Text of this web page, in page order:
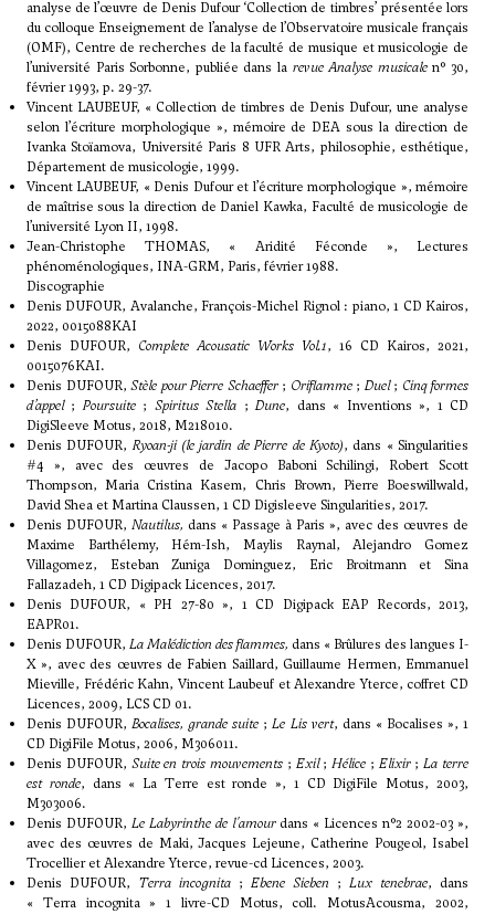
analyse de l’œuvre de Denis Dufour ‘Collection de timbres’ présentée lors
du colloque Enseignement de l’analyse de l’Observatoire musicale français
(OMF), Centre de recherches de la faculté de musique et musicologie de
l’université Paris Sorbonne, publiée dans la revue Analyse musicalen° 30,
février 1993, p. 29-37.
Vincent LAUBEUF, « Collection de timbres de Denis Dufour, une analyse
selon l’écriture morphologique », mémoire de DEA sous la direction de
Ivanka Stoïamova, Université Paris 8 UFR Arts, philosophie, esthétique,
Département de musicologie, 1999.
Vincent LAUBEUF, « Denis Dufour et l’écriture morphologique », mémoire
de maîtrise sous la direction de Daniel Kawka, Faculté de musicologie de
l’université Lyon II, 1998.
Jean-Christophe THOMAS, « Aridité Féconde », Lectures
phénoménologiques, INA-GRM, Paris, février 1988.
Discographie
Denis DUFOUR, Avalanche, François-Michel Rignol : piano, 1 CD Kairos,
2022, 0015088KAI
Denis DUFOUR, Complete Acousatic Works Vol.1, 16 CD Kairos, 2021,
0015076KAI.
Denis DUFOUR, Stèle pour Pierre Schaeffer; Oriflamme; Duel; Cinq formes
d’appel;Poursuite; Spiritus Stella ;Dune, dans « Inventions », 1 CD
DigiSleeve Motus, 2018, M218010.
Denis DUFOUR, Ryoan-ji (le jardin de Pierre de Kyoto), dans « Singularities
#4 », avec des œuvres de Jacopo Baboni Schilingi, Robert Scott
Thompson, Maria Cristina Kasem, Chris Brown, Pierre Boeswillwald,
David Shea et Martina Claussen, 1 CD Digisleeve Singularities, 2017.
Denis DUFOUR, Nautilus, dans « Passage à Paris », avec des œuvres de
Maxime Barthélemy, Hém-Ish, Maylis Raynal, Alejandro Gomez
Villagomez, Esteban Zuniga Dominguez, Eric Broitmann et Sina
Fallazadeh, 1 CD Digipack Licences, 2017.
Denis DUFOUR, « PH 27-80 », 1 CD Digipack EAP Records, 2013,
EAPR01.
Denis DUFOUR, La Malédiction des flammes, dans « Brûlures des langues I-
X », avec des œuvres de Fabien Saillard, Guillaume Hermen, Emmanuel
Mieville, Frédéric Kahn, Vincent Laubeuf et Alexandre Yterce, coffret CD
Licences, 2009, LCS CD 01.
Denis DUFOUR,Bocalises, grande suite ;Le Lis vert, dans « Bocalises », 1
CD DigiFile Motus, 2006, M306011.
Denis DUFOUR, Suite en trois mouvements; Exil;Hélice ; Elixir;La terre
est ronde, dans « La Terre est ronde », 1 CD DigiFile Motus, 2003,
M303006.
Denis DUFOUR, Le Labyrinthe de l'amourdans « Licences n°2 2002-03 »,
avec des œuvres de Maki, Jacques Lejeune, Catherine Pougeol, Isabel
Trocellier et Alexandre Yterce, revue-cd Licences, 2003.
Denis DUFOUR, Terra incognita ; Ebene Sieben ; Lux tenebrae, dans
« Terra incognita » 1 livre-CD Motus, coll. MotusAcousma, 2002,